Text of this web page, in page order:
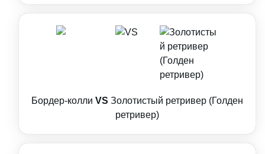
Бордер-колли VS Золотистый ретривер (Голден
ретривер)